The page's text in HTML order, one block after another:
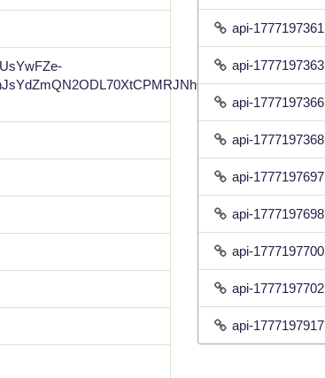
api-1777197361
api-1777197363
api-1777197366
api-1777197368
api-1777197697
api-1777197698
api-1777197700
api-1777197702
api-1777197917